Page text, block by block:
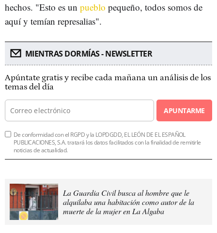
hechos. "Esto es un pueblo pequeño, todos somos de
aquí y temían represalias".
MIENTRAS DORMÍAS - NEWSLETTER
Apúntate gratis y recibe cada mañana un análisis de los
temas del día
APUNTARME
De conformidad con el RGPD y la LOPDGDD, EL LEÓN DE EL ESPAÑOL
PUBLICACIONES, S.A. tratará los datos facilitados con la finalidad de remitirle
noticias de actualidad.
La Guardia Civil busca al hombre que le
alquilaba una habitación como autor de la
muerte de la mujer en La Algaba